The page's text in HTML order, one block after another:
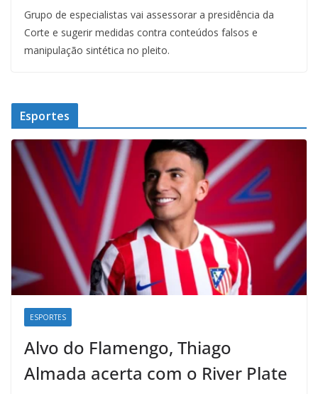
Grupo de especialistas vai assessorar a presidência da
Corte e sugerir medidas contra conteúdos falsos e
manipulação sintética no pleito.
Esportes
ESPORTES
Alvo do Flamengo, Thiago
Almada acerta com o River Plate